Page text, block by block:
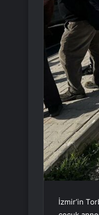
İzmir’in